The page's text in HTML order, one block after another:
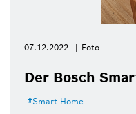
07.12.2022 Foto
Der Bosch
Smart Home